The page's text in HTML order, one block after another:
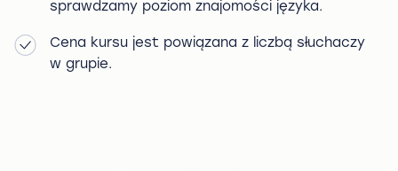
sprawdzamy poziom znajomości języka.
Cena kursu jest powiązana z liczbą słuchaczy
w grupie.